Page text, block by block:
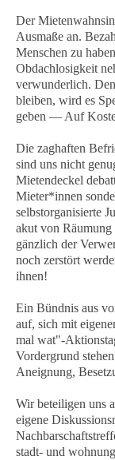
Der
Ausmaße an.
Menschen zu
Obdachlosigkeit
verwunderlich.
bleiben, wird es
geben — Auf
Die zaghaften
sind uns nicht
Mietendeckel
Mieter*innen
selbstorganisierte
akut von
gänzlich der
noch zerstört
ihnen!
Ein Bündnis aus
auf, sich mit
mal wat"-
Vordergrund
Aneignung,
Wir beteiligen uns
eigene
stadt- und